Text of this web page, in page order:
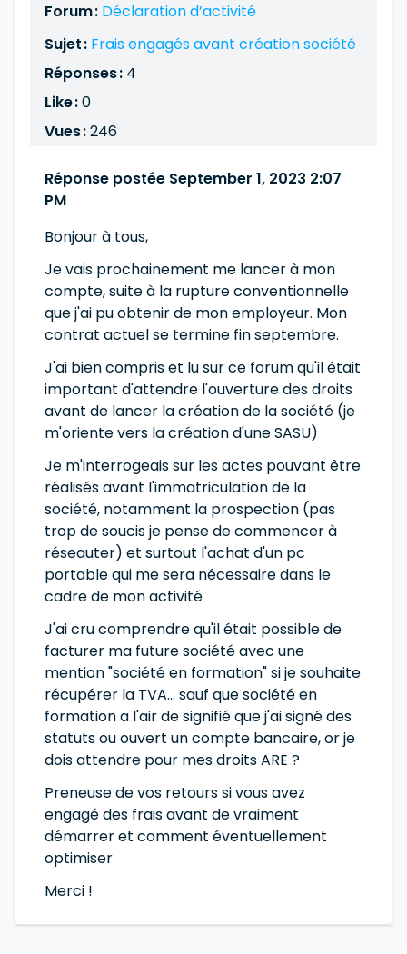
Forum : Déclaration d’activité
Sujet : Frais engagés avant création société
Réponses : 4
Like :0
Vues :246
Réponse postée September 1, 2023 2:07
PM
Bonjour à tous,
Je vais prochainement me lancer à mon
compte, suite à la rupture conventionnelle
que j'ai pu obtenir de mon employeur. Mon
contrat actuel se termine fin septembre.
J'ai bien compris et lu sur ce forum qu'il était
important d'attendre l'ouverture des droits
avant de lancer la création de la société (je
m'oriente vers la création d'une SASU)
Je m'interrogeais sur les actes pouvant être
réalisés avant l'immatriculation de la
société, notamment la prospection (pas
trop de soucis je pense de commencer à
réseauter) et surtout l'achat d'un pc
portable qui me sera nécessaire dans le
cadre de mon activité
J'ai cru comprendre qu'il était possible de
facturer ma future société avec une
mention "société en formation" si je souhaite
récupérer la TVA... sauf que société en
formation a l'air de signifié que j'ai signé des
statuts ou ouvert un compte bancaire, or je
dois attendre pour mes droits ARE ?
Preneuse de vos retours si vous avez
engagé des frais avant de vraiment
démarrer et comment éventuellement
optimiser
Merci !